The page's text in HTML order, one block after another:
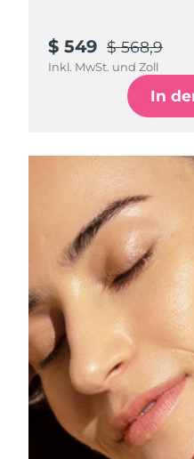
$ 549 $ 568,9
Inkl. MwSt. und Zoll
In